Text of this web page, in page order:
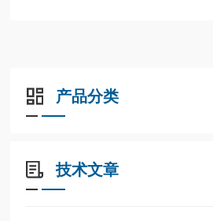
产品分类
技术文章